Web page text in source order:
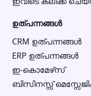
ഉത്പന്നങ്ങൾ
CRM ഉത്പന്നങ്ങൾ
ERP ഉത്പന്നങ്ങൾ
ഇ-കൊമേഴ്‌സ്
ബിസിനസ്സ്